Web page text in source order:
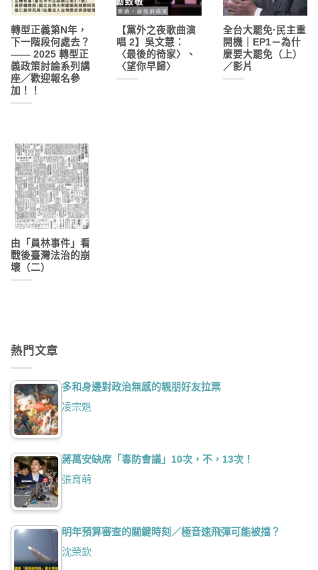
轉型正義第N年，
下一階段何處去？
—— 2025 轉型正
義政策討論系列講
座／歡迎報名參
加！！
【黨外之夜歌曲演
唱 2】吳文慧：
〈最後的徛家〉、
〈望你早歸〉
全台大罷免·民主重
開機｜EP1－為什
麼要大罷免（上）
／影片
由「員林事件」看
戰後臺灣法治的崩
壞（二）
熱門文章
多和身邊對政治無感的親朋好友拉票
凌宗魁
蔣萬安缺席「毒防會議」10次，不，13次！
張育萌
明年預算審查的關鍵時刻／極音速飛彈可能被擋？
沈榮欽